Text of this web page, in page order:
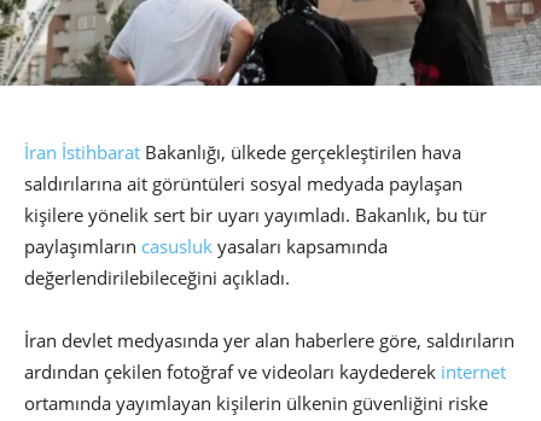
İran İstihbarat Bakanlığı, ülkede gerçekleştirilen hava
saldırılarına ait görüntüleri sosyal medyada paylaşan
kişilere yönelik sert bir uyarı yayımladı. Bakanlık, bu tür
paylaşımların casusluk yasaları kapsamında
değerlendirilebileceğini açıkladı.
İran devlet medyasında yer alan haberlere göre, saldırıların
ardından çekilen fotoğraf ve videoları kaydederek internet
ortamında yayımlayan kişilerin ülkenin güvenliğini riske